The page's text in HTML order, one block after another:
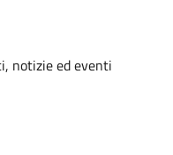
notizie ed eventi